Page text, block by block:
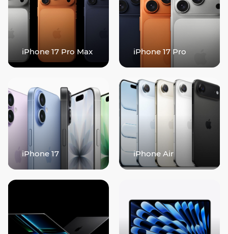
iPhone 17 Pro Max iPhone 17 Pro
iPhone 17 iPhone Air